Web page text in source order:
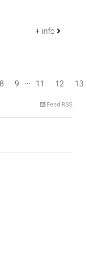
+ info
8 9 ... 11 12 13
Feed RSS